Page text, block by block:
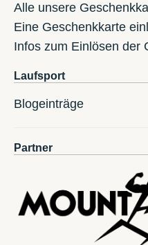
Alle unsere
Eine Geschenkkarte
Infos zum Einlösen der
Laufsport
Blogeinträge
Partner